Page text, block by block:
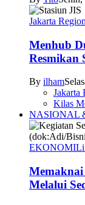
Jakarta Region
Menhub
Resmikan
By ilham
Jakarta
Kilas
NASIONAL
EKONOMI
Melalui